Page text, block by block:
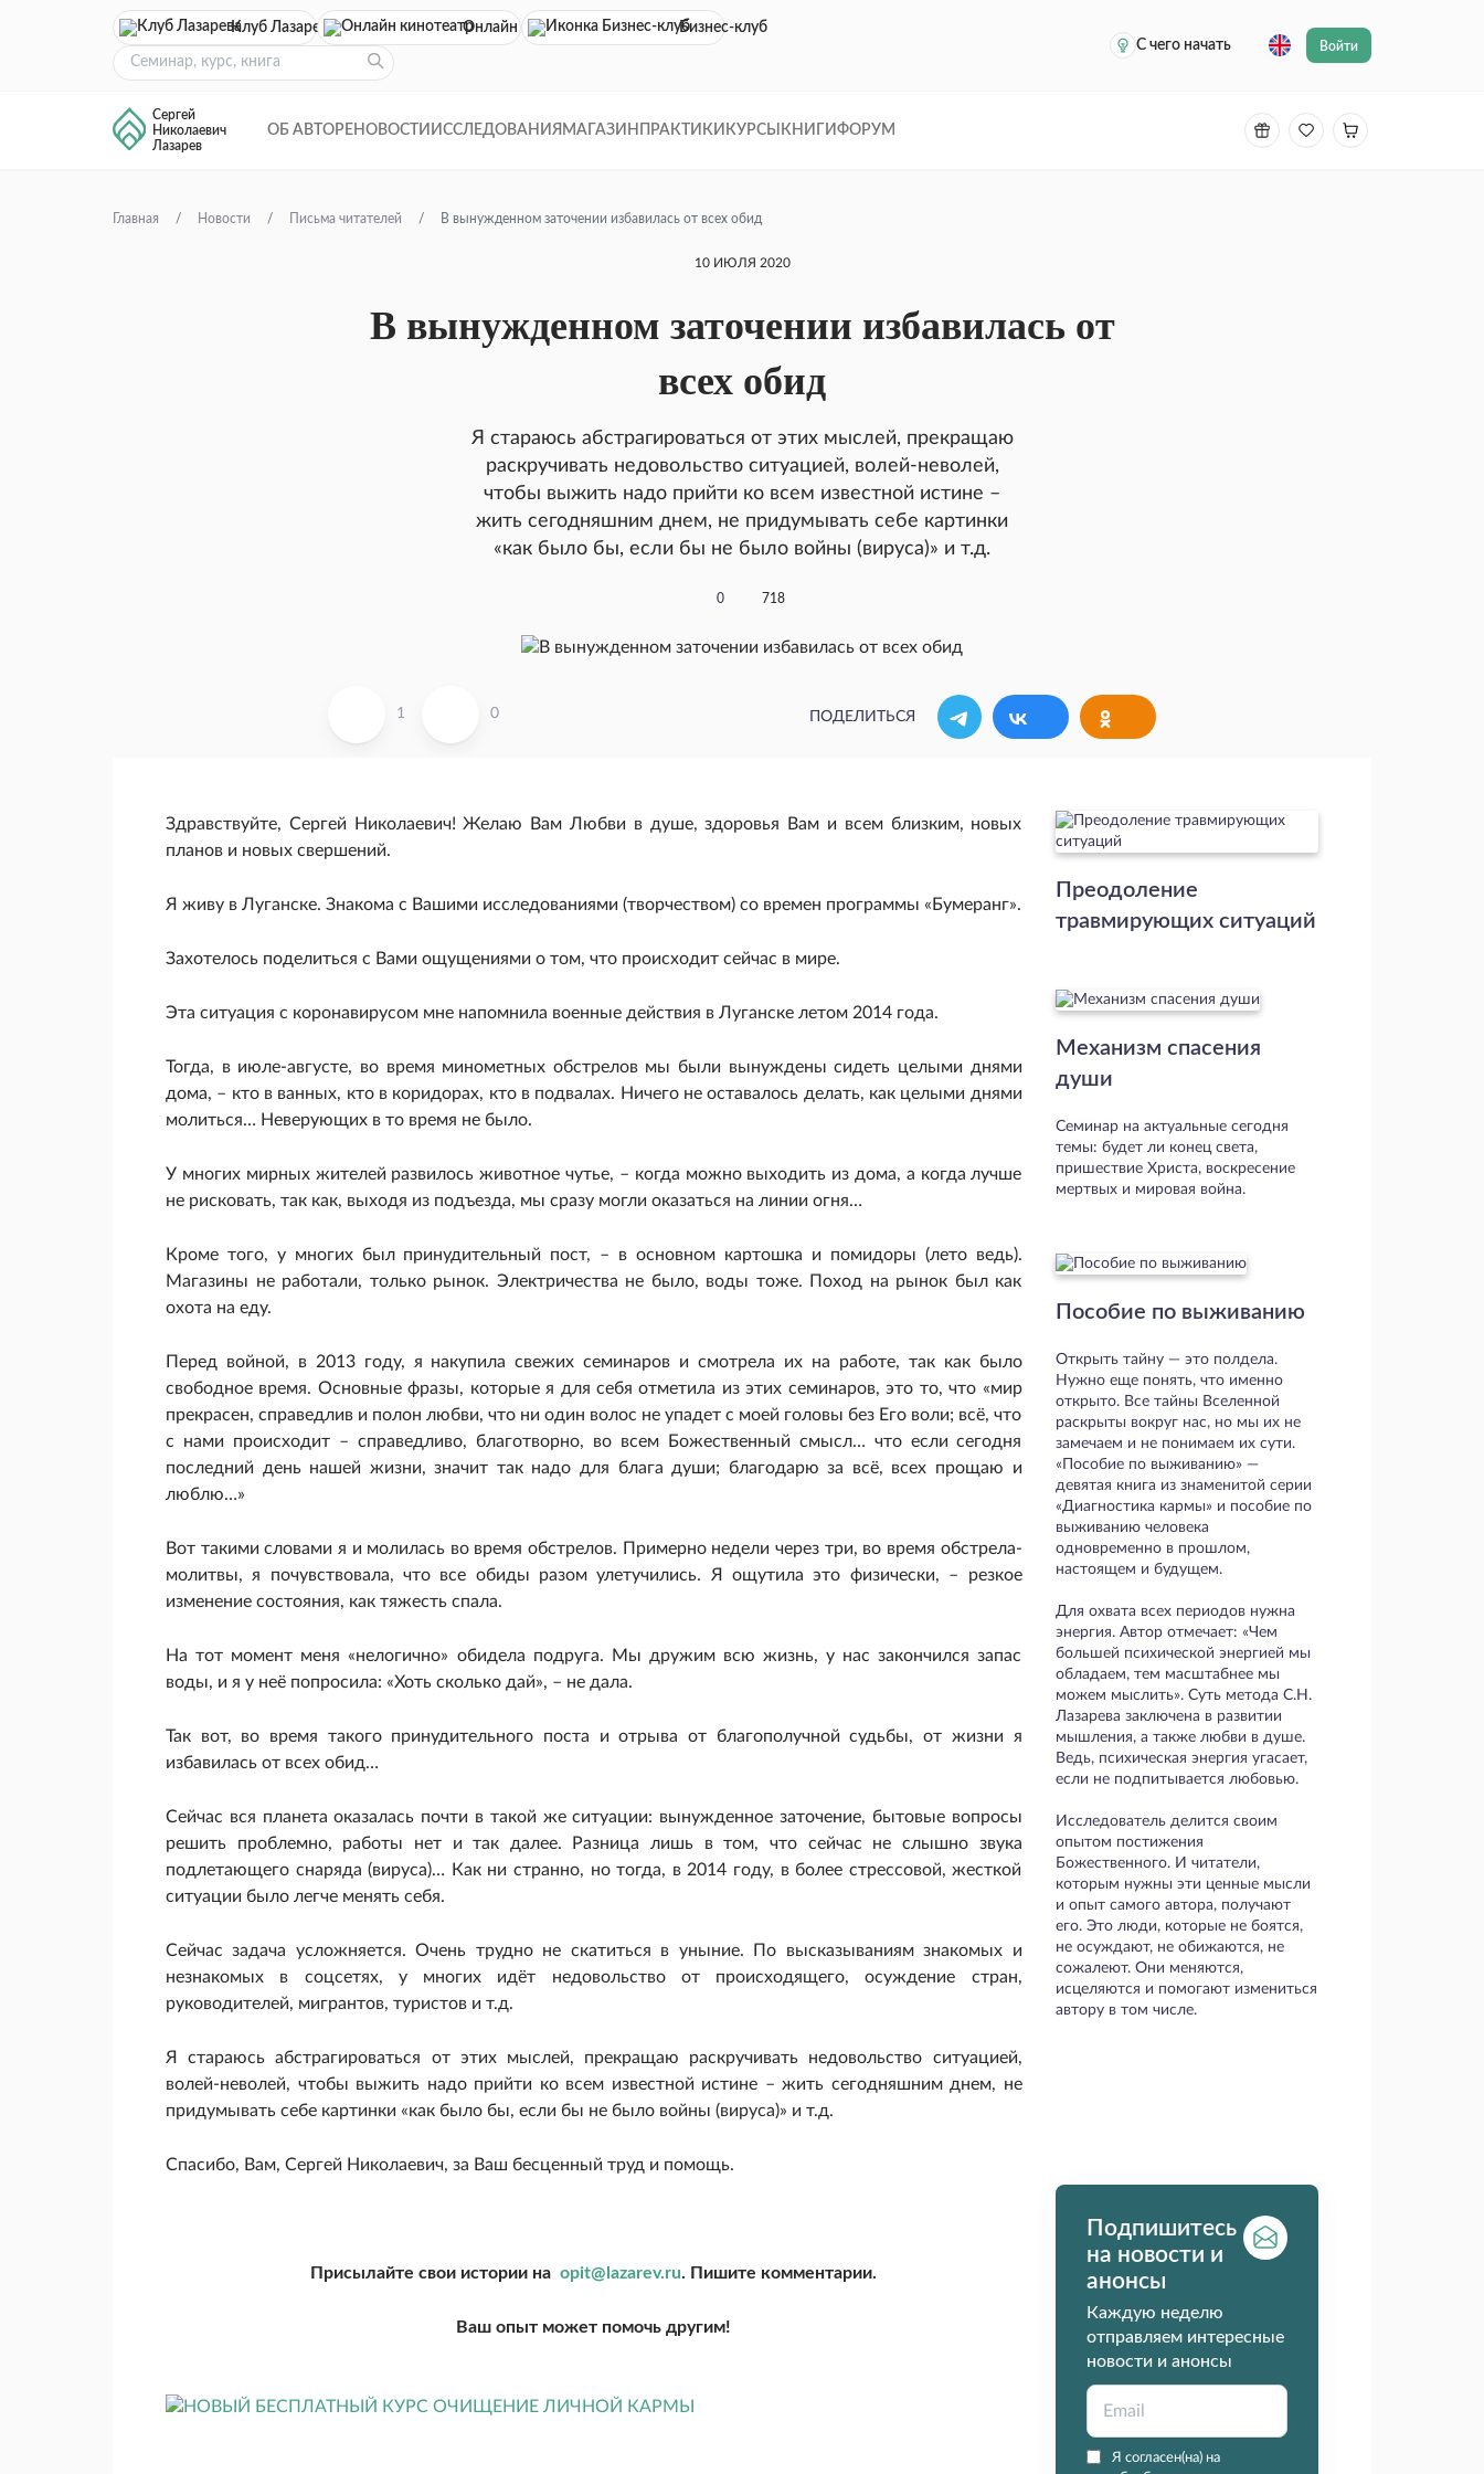
Клуб Лазарева Онлайн кинотеатр
Бизнес-клуб
С чего начать
Войти
Сергей
Николаевич
Лазарев
ОБ АВТОРЕ НОВОСТИ ИССЛЕДОВАНИЯ МАГАЗИН ПРАКТИКИ КУРСЫ КНИГИ ФОРУМ
Главная Новости Письма читателей В вынужденном заточении избавилась от всех обид
10 ИЮЛЯ 2020
В вынужденном заточении избавилась от
всех обид
Я стараюсь абстрагироваться от этих мыслей, прекращаю
раскручивать недовольство ситуацией, волей-неволей,
чтобы выжить надо прийти ко всем известной истине –
жить сегодняшним днем, не придумывать себе картинки
«как было бы, если бы не было войны (вируса)» и т.д.
0 718
1 0 ПОДЕЛИТЬСЯ
Здравствуйте, Сергей Николаевич! Желаю Вам Любви в душе, здоровья Вам и всем близким, новых
планов и новых свершений.
Я живу в Луганске. Знакома с Вашими исследованиями (творчеством) со времен программы «Бумеранг».
Захотелось поделиться с Вами ощущениями о том, что происходит сейчас в мире.
Эта ситуация с коронавирусом мне напомнила военные действия в Луганске летом 2014 года.
Тогда, в июле-августе, во время минометных обстрелов мы были вынуждены сидеть целыми днями
дома, – кто в ванных, кто в коридорах, кто в подвалах. Ничего не оставалось делать, как целыми днями
молиться… Неверующих в то время не было.
У многих мирных жителей развилось животное чутье, – когда можно выходить из дома, а когда лучше
не рисковать, так как, выходя из подъезда, мы сразу могли оказаться на линии огня…
Кроме того, у многих был принудительный пост, – в основном картошка и помидоры (лето ведь).
Магазины не работали, только рынок. Электричества не было, воды тоже. Поход на рынок был как
охота на еду.
Перед войной, в 2013 году, я накупила свежих семинаров и смотрела их на работе, так как было
свободное время. Основные фразы, которые я для себя отметила из этих семинаров, это то, что «мир
прекрасен, справедлив и полон любви, что ни один волос не упадет с моей головы без Его воли; всё, что
с нами происходит – справедливо, благотворно, во всем Божественный смысл… что если сегодня
последний день нашей жизни, значит так надо для блага души; благодарю за всё, всех прощаю и
люблю…»
Вот такими словами я и молилась во время обстрелов. Примерно недели через три, во время обстрела-
молитвы, я почувствовала, что все обиды разом улетучились. Я ощутила это физически, – резкое
изменение состояния, как тяжесть спала.
На тот момент меня «нелогично» обидела подруга. Мы дружим всю жизнь, у нас закончился запас
воды, и я у неё попросила: «Хоть сколько дай», – не дала.
Так вот, во время такого принудительного поста и отрыва от благополучной судьбы, от жизни я
избавилась от всех обид…
Сейчас вся планета оказалась почти в такой же ситуации: вынужденное заточение, бытовые вопросы
решить проблемно, работы нет и так далее. Разница лишь в том, что сейчас не слышно звука
подлетающего снаряда (вируса)… Как ни странно, но тогда, в 2014 году, в более стрессовой, жесткой
ситуации было легче менять себя.
Сейчас задача усложняется. Очень трудно не скатиться в уныние. По высказываниям знакомых и
незнакомых в соцсетях, у многих идёт недовольство от происходящего, осуждение стран,
руководителей, мигрантов, туристов и т.д.
Я стараюсь абстрагироваться от этих мыслей, прекращаю раскручивать недовольство ситуацией,
волей-неволей, чтобы выжить надо прийти ко всем известной истине – жить сегодняшним днем, не
придумывать себе картинки «как было бы, если бы не было войны (вируса)» и т.д.
Спасибо, Вам, Сергей Николаевич, за Ваш бесценный труд и помощь.
Присылайте свои истории на opit@lazarev.ru. Пишите комментарии.
Ваш опыт может помочь другим!
Преодоление
травмирующих ситуаций
Механизм спасения
души
Семинар на актуальные сегодня
темы: будет ли конец света,
пришествие Христа, воскресение
мертвых и мировая война.
Пособие по выживанию
Открыть тайну — это полдела.
Нужно еще понять, что именно
открыто. Все тайны Вселенной
раскрыты вокруг нас, но мы их не
замечаем и не понимаем их сути.
«Пособие по выживанию» —
девятая книга из знаменитой серии
«Диагностика кармы» и пособие по
выживанию человека
одновременно в прошлом,
настоящем и будущем.
Для охвата всех периодов нужна
энергия. Автор отмечает: «Чем
большей психической энергией мы
обладаем, тем масштабнее мы
можем мыслить». Суть метода С.Н.
Лазарева заключена в развитии
мышления, а также любви в душе.
Ведь, психическая энергия угасает,
если не подпитывается любовью.
Исследователь делится своим
опытом постижения
Божественного. И читатели,
которым нужны эти ценные мысли
и опыт самого автора, получают
его. Это люди, которые не боятся,
не осуждают, не обижаются, не
сожалеют. Они меняются,
исцеляются и помогают измениться
автору в том числе.
Подпишитесь
на новости и
анонсы
Каждую неделю
отправляем интересные
новости и анонсы
Я согласен(на) на